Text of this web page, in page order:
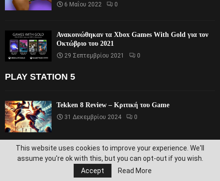
6 Μαΐου 2022 0
Ανακοινώθηκαν τα Xbox Games With Gold για τον
Οκτώβριο του 2021
29 Σεπτεμβρίου 2021 0
PLAY STATION 5
Tekken 8 Review – Κριτική του Game
31 Δεκεμβρίου 2024 0
Metaphor: ReFantazio – Review – Κριτική του
Game
31 Δεκεμβρίου 2024
This website uses cookies to improve your experience. We'll
assume you're ok with this, but you can opt-out if you wish.
Accept
Read More